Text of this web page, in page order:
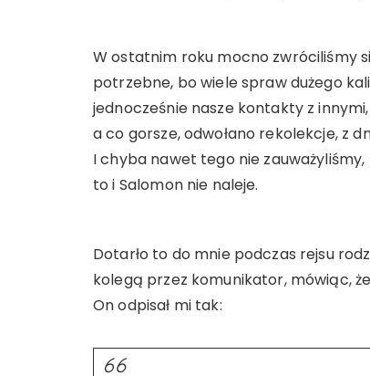
W ostatnim roku mocno zwróciliśmy
potrzebne, bo wiele spraw dużego
jednocześnie nasze kontakty z
a co gorsze, odwołano rekolekcje, z
I chyba nawet tego nie
to i Salomon nie naleje.
Dotarło to do mnie podczas rejsu
kolegą przez komunikator, mówiąc,
On odpisał mi tak: